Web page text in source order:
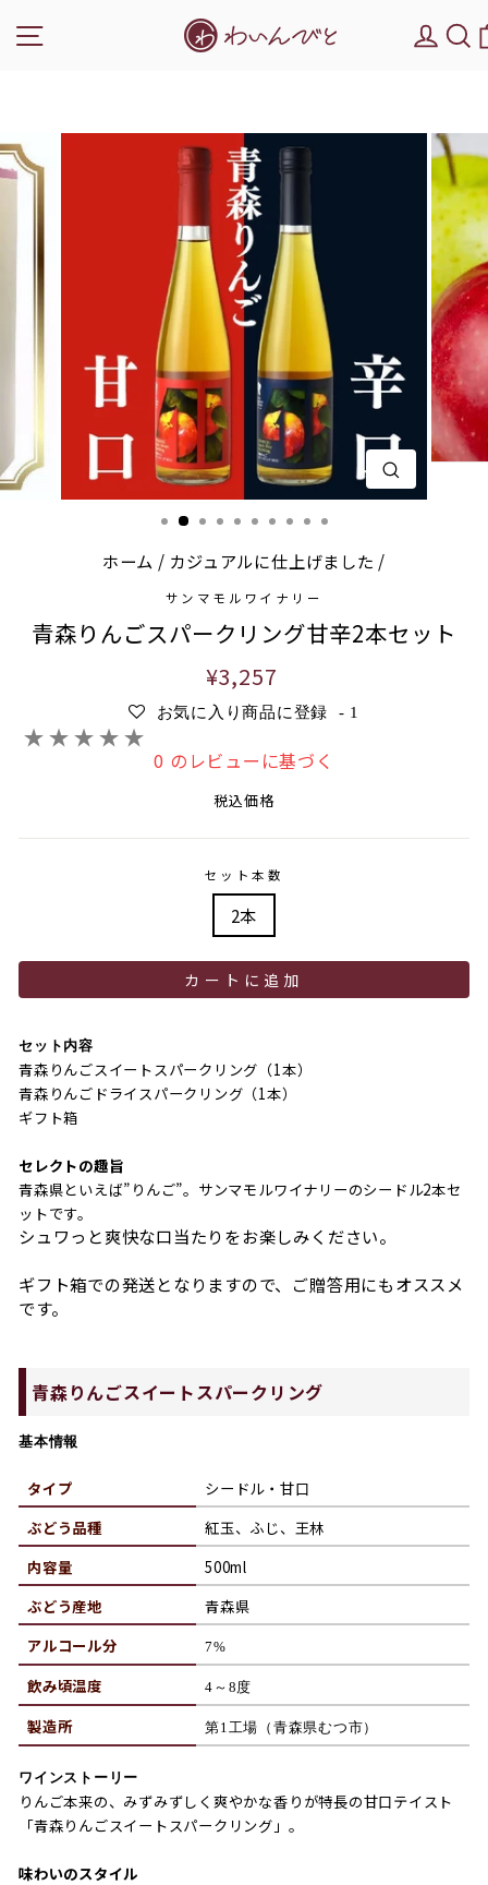
へ
ス
シ
ョ
ー
を
停
ギフトラッピング無料でワインギフトにぴったり！
対象ワインを見る
閉じる
ホーム / カジュアルに仕上げました /
サンマモルワイナリー
青森りんごスパークリング甘辛2本セット
通
価
¥3,257
お気に入り商品に登録 - 1
0 のレビューに基づく
税込価格
セット本数
2本
カートに追加
セット内容
青森りんごスイートスパークリング（1本）
青森りんごドライスパークリング（1本）
ギフト箱
セレクトの趣旨
青森県といえば”りんご”。サンマモルワイナリーのシードル2本セ
ットです。
シュワっと爽快な口当たりをお楽しみください。
ギフト箱での発送となりますので、ご贈答用にもオススメ
です。
青森りんごスイートスパークリング
基本情報
タイプ
シードル・甘口
ぶどう品種
紅玉、ふじ、王林
内容量
500ml
ぶどう産地
青森県
アルコール分
7%
飲み頃温度 4～8度
製造所 第1工場（青森県むつ市）
ワインストーリー
りんご本来の、みずみずしく爽やかな香りが特長の甘口テイスト
「青森りんごスイートスパークリング」。
味わいのスタイル